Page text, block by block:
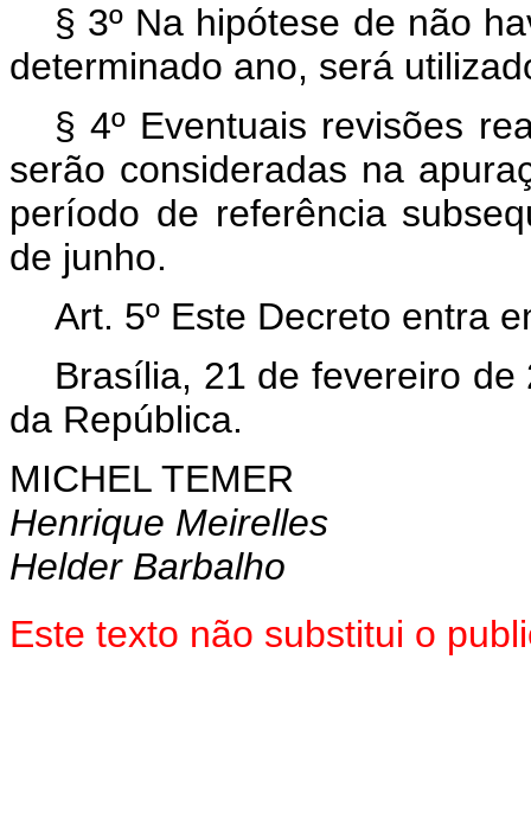
§ 3º Na hipótese de não
determinado ano, será
§ 4º Eventuais revisões
serão consideradas na
período de referência
de junho.
Art. 5º Este Decreto entra
Brasília, 21 de fevereiro de
da República.
MICHEL TEMER
Henrique Meirelles
Helder Barbalho
Este texto não substitui o